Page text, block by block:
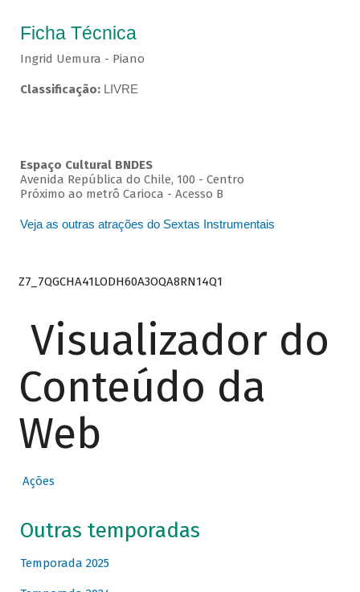
Ficha Técnica
Ingrid Uemura - Piano
Classificação: LIVRE
Espaço Cultural BNDES
Avenida República do Chile, 100 - Centro
Próximo ao metrô Carioca - Acesso B
Veja as outras atrações do Sextas Instrumentais
Z7_7QGCHA41LODH60A3OQA8RN14Q1
Visualizador do
Conteúdo da
Web
Ações
Outras temporadas
Temporada 2025